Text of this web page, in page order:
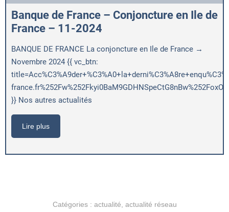
Banque de France – Conjoncture en Ile de
France – 11-2024
BANQUE DE FRANCE La conjoncture en Ile de France →
Novembre 2024 {{ vc_btn:
}} Nos autres actualités
Lire plus
Catégories : actualité, actualité réseau